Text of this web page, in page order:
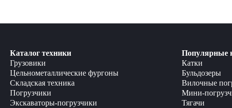
Каталог техники
Грузовики
Цельнометаллические фургоны
Складская техника
Погрузчики
Экскаваторы-погрузчики
Популярные
Катки
Бульдозеры
Вилочные
Мини-
Тягачи